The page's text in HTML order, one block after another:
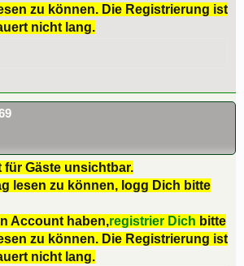
zu können. Die Registrierung ist
nicht lang.
für Gäste unsichtbar.
lesen zu können, logg Dich bitte
Account haben,registrier Dich bitte
zu können. Die Registrierung ist
nicht lang.